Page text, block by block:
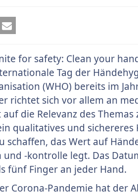
for safety: Clean your
Tag der
(WHO) bereits im
richtet sich vor allem an
die Relevanz des Themas
qualitatives und sichereres
schaffen, das Wert auf
-kontrolle legt. Das
fünf Finger an jeder Hand.
Corona-Pandemie hat der